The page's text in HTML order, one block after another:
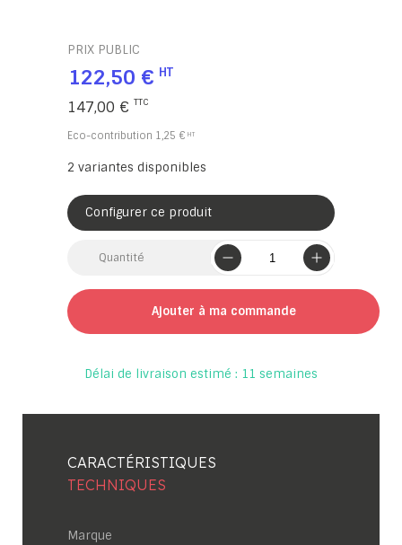
PRIX PUBLIC
122,50 €
147,00 €
Eco-contribution 1,25 €
2 variantes disponibles
Configurer ce produit
Quantité
Ajouter à ma commande
Délai de livraison estimé : 11 semaines
CARACTÉRISTIQUES
TECHNIQUES
Marque